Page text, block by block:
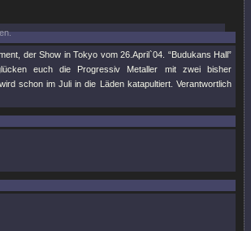
der Show in Tokyo vom 26.April`04. “Budukans Hall”
euch die Progressiv Metaller mit zwei bisher
schon im Juli in die Läden katapultiert. Verantwortlich